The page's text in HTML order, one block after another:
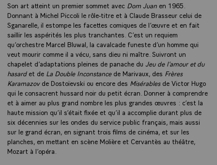
Son art atteint un premier sommet avec Dom Juan en 1965.
Donnant à Michel Piccoli le rôle-titre et à Claude Brasseur celui de
Sganarelle, il estompe les facettes comiques de l’œuvre et en fait
saillir les aspérités les plus tranchantes. C’est un requiem
qu’orchestre Marcel Bluwal, la cavalcade funeste d’un homme qui
veut mourir comme il a vécu, sans dieu ni maître. Suivront un
chapelet d’adaptations pleines de panache du Jeu de l’amour et du
hasardet de La Double Inconstancede Marivaux, des Frères
Karamazovde Dostoïevski ou encore des Misérablesde Victor Hugo
qui le consacrent hussard noir du petit écran. Donner à comprendre
et à aimer au plus grand nombre les plus grandes œuvres : c’est la
haute mission qu’il s’était fixée et qu’il a accomplie durant plus de
six décennies sur les ondes du service public français, mais aussi
sur le grand écran, en signant trois films de cinéma, et sur les
planches, en mettant en scène Molière et Cervantès au théâtre,
Mozart à l’opéra.